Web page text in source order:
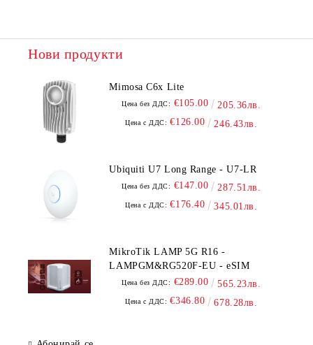
Нови продукти
Mimosa C6x Lite
Цена без ДДС: €105.00 205.36лв.
Цена с ДДС: €126.00 246.43лв.
Ubiquiti U7 Long Range - U7-LR
Цена без ДДС: €147.00 287.51лв.
Цена с ДДС: €176.40 345.01лв.
MikroTik LAMP 5G R16 -
LAMPGM&RG520F-EU - eSIM
Цена без ДДС: €289.00 565.23лв.
Цена с ДДС: €346.80 678.28лв.